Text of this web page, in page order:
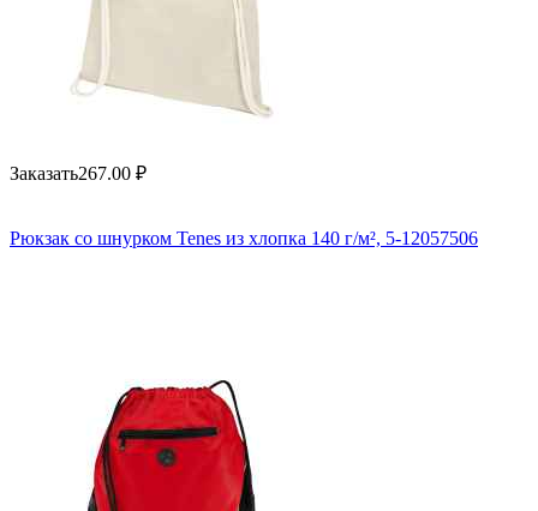
Заказать267.00 ₽
Рюкзак со шнурком Tenes из хлопка 140 г/м², 5-12057506